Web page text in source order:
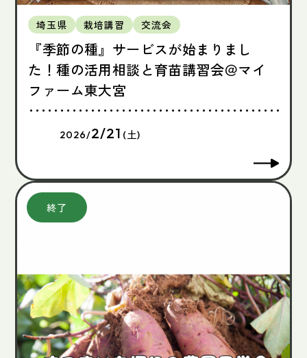
埼玉県 栽培講習 交流会
『季節の種』サービスが始まりまし
た！種の活用相談と育苗講習会＠マイ
ファーム東大宮
2026/2/21 (土)